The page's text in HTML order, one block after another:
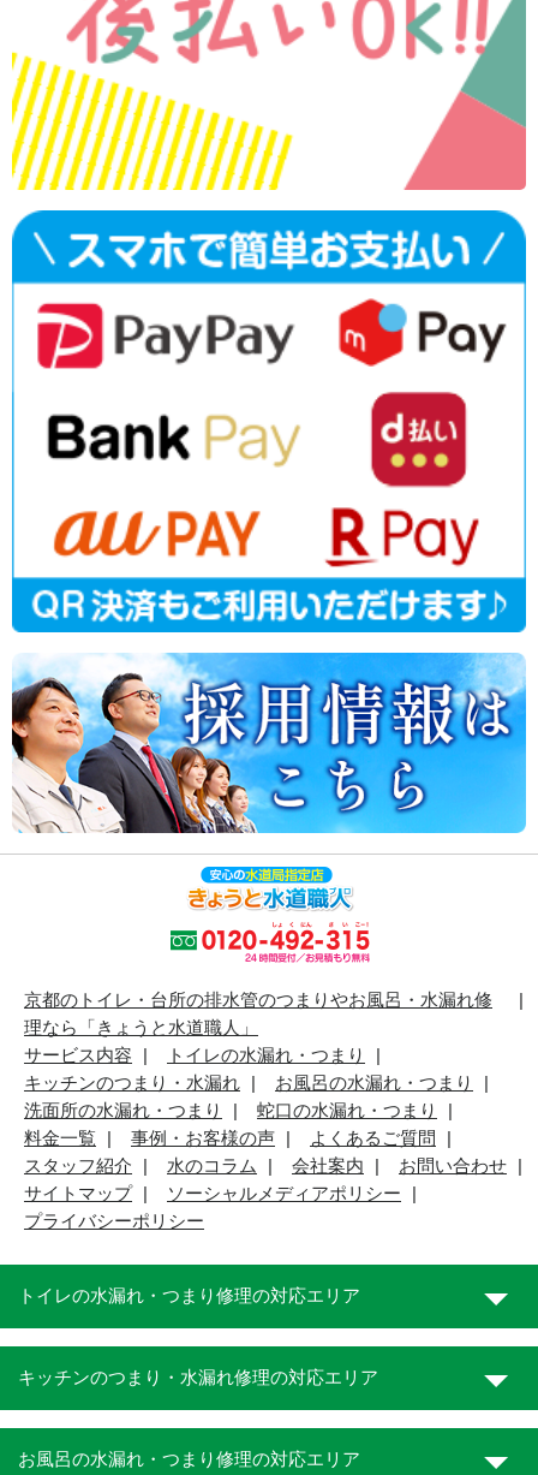
京都のトイレ・台所の排水管のつまりやお風呂・水漏れ修
理なら「きょうと水道職人」
サービス内容
トイレの水漏れ・つまり
キッチンのつまり・水漏れ
お風呂の水漏れ・つまり
洗面所の水漏れ・つまり
蛇口の水漏れ・つまり
料金一覧
事例・お客様の声
よくあるご質問
スタッフ紹介
水のコラム 会社案内
お問い合わせ
サイトマップ
ソーシャルメディアポリシー
プライバシーポリシー
トイレの水漏れ・つまり修理の対応エリア
キッチンのつまり・水漏れ修理の対応エリア
お風呂の水漏れ・つまり修理の対応エリア